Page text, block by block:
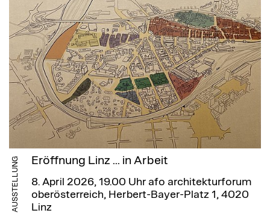
AUSSTELLUNG Eröffnung Linz ... in Arbeit
8. April 2026, 19.00 Uhr afo architekturforum
oberösterreich, Herbert-Bayer-Platz 1, 4020
Linz